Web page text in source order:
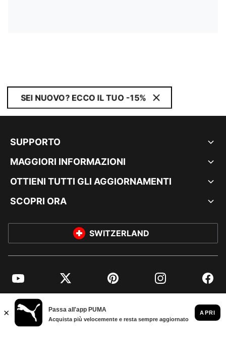
SEI NUOVO? ECCO IL TUO -15%
SUPPORTO
MAGGIORI INFORMAZIONI
OTTIENI TUTTI GLI AGGIORNAMENTI
SCOPRI ORA
SWITZERLAND
YouTube Twitter Pinterest Instagram
© PUMA EUROPE GMBH, 2026. TUTTI I DIRITTI RISERVATI
DATI AZIENDALI E LEGALI